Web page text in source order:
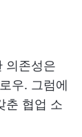
의존성은
우. 그럼에
춘 협업 소